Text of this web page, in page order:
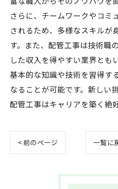
さらに、チームワークやコミ
されるため、多様なスキルが
す。また、配管工事は技術職
した収入を得やすい業界とも
基本的な知識や技術を習得す
なることが可能です。新しい
配管工事はキャリアを築く絶
< 前のページ 一覧に